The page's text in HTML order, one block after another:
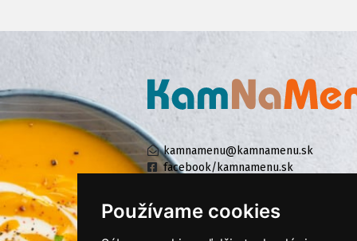
Používame cookies
kamnamenu@kamnamenu.sk
facebook/kamnamenu.sk